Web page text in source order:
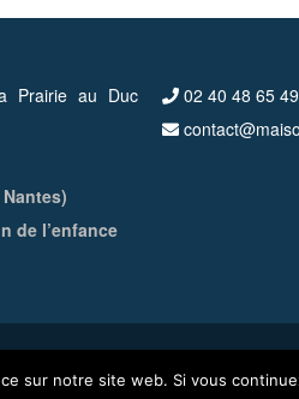
Prairie au Duc
de l’enfance
02 40 48 65 49
sur notre site web. Si vous